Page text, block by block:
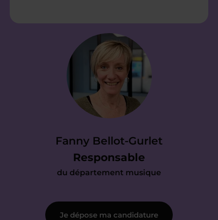
Fanny Bellot-Gurlet
Responsable
du département musique
Je valide ma candidature
Je passe un test qui permet de prouver
mon niveau et mes capacités
techniques. J’échange avec un
conseiller musique pour lui faire part
Je dépose ma candidature